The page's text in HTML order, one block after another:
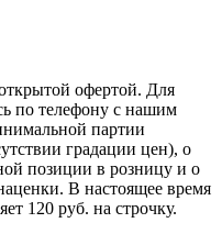
офертой. Для
по телефону с нашим
партии
градации цен), о
позиции в розницу и о
В настоящее время
120 руб. на строчку.